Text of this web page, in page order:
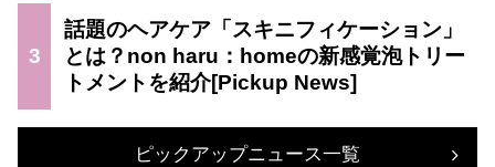
3
話題のヘアケア「スキニフィケーション」
とは？non haru：homeの新感覚泡トリー
トメントを紹介
ピックアップニュース一覧